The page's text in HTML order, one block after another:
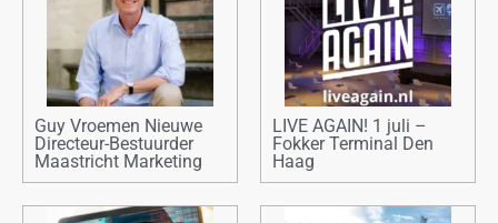
Guy Vroemen Nieuwe
Directeur-Bestuurder
Maastricht Marketing
LIVE AGAIN! 1 juli –
Fokker Terminal Den
Haag